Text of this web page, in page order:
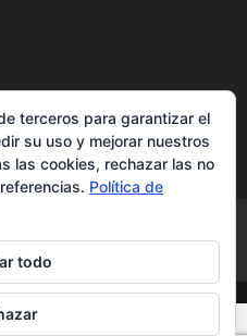
Accesibilidad
terceros para garantizar el
su uso y mejorar nuestros
las cookies, rechazar las no
Política de
todo